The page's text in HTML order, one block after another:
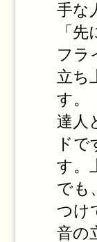
手な
「
フラ
立ち
す。
達人
ド
す。
でも
つけ
音の